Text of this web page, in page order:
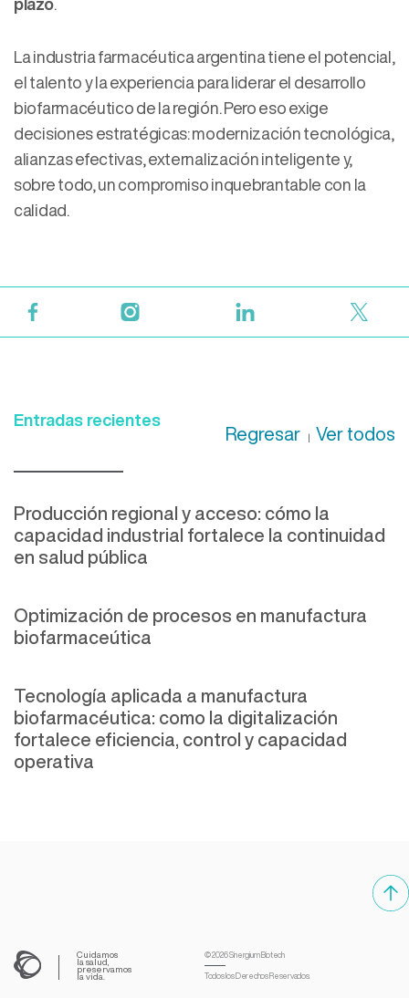
plazo.
La industria farmacéutica argentina tiene el potencial,
el talento y la experiencia para liderar el desarrollo
biofarmacéutico de la región. Pero eso exige
decisiones estratégicas: modernización tecnológica,
alianzas efectivas, externalización inteligente y,
sobre todo, un compromiso inquebrantable con la
calidad.
Entradas recientes
Regresar | Ver todos
Producción regional y acceso: cómo la
capacidad industrial fortalece la continuidad
en salud pública
Optimización de procesos en manufactura
biofarmaceútica
Tecnología aplicada a manufactura
biofarmacéutica: como la digitalización
fortalece eficiencia, control y capacidad
operativa
Cuidamos
la salud,
preservamos
la vida.
© 2026Sinergium Biotech
Todos los DerechosReservados.